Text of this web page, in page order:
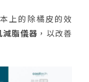
上的除橘皮的效
脂儀器 ，以改善